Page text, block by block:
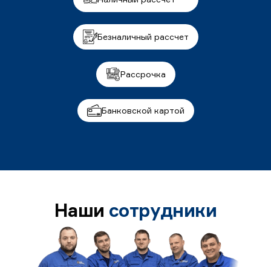
Безналичный рассчет
Рассрочка
Банковской картой
Наши сотрудники